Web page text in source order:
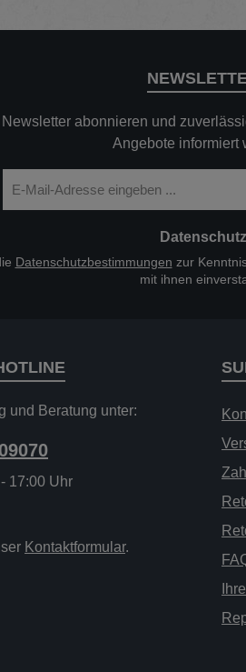
abonnieren und
Angebote informiert
Mail-
Adresse
Datenschutz
Datenschutzbestimmungen zur
mit ihnen
und Beratung unter:
17:00 Uhr
Kontaktformular.